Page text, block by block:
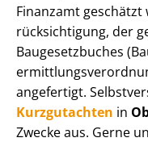
Finanzamt
rück­sich­ti­gung, der
Baugesetzbuches
angefertigt.
Kurzgutachten in
Zwecke aus. Gerne